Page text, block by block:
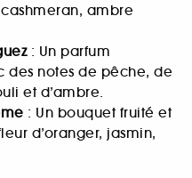
ambre
: Un parfum
notes de pêche, de
et d’ambre.
: Un bouquet fruité et
d’oranger, jasmin,